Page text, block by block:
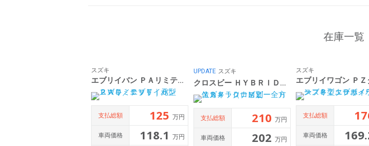
在庫一覧
スズキ
エブリイバン ＰＡリミテッド ６型 ２ＷＤ／ＣＶＴ｜元
支払総額 125 万円
車両価格 118.1 万円
UPDATE スズキ
クロスビー ＨＹＢＲＩＤ ＭＺ 全方位カメラ（ナビ別
支払総額 210 万円
車両価格 202 万円
スズキ
支払総額
車両価格